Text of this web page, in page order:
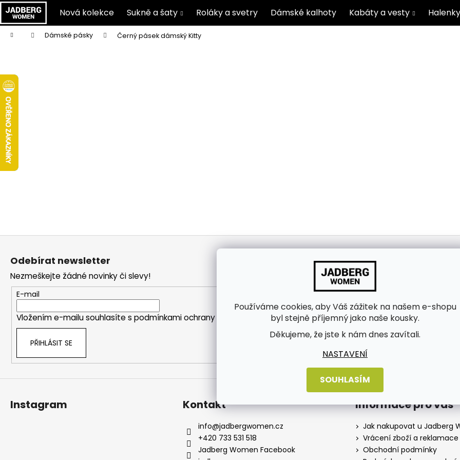
Používáme cookies, aby Váš zážitek na našem e-shopu
byl stejně příjemný jako naše kousky.
Děkujeme, že jste k nám dnes zavítali.
NASTAVENÍ
SOUHLASÍM
Nová kolekce Sukně a šaty Roláky a svetry Dámské kalhoty Kabáty a vesty
Domů Dámské pásky Černý pásek dámský Kitty
K
o
Zpět
Zpět
p
o
t
ř
e
b
u
j
j
í
t
?
Z
Odebírat newsletter
Nezmeškejte žádné novinky či slevy!
E-mail
Vložením e-mailu souhlasíte s podmínkami ochrany osobních údajů
PŘIHLÁSIT SE
Instagram Kontakt
info@jadbergwomen.cz
+420 733 531 518
Jadberg Women Facebook
Informace pro vás
Jak nakupovat u Jadberg
Vrácení zboží a reklamace
Obchodní podmínky